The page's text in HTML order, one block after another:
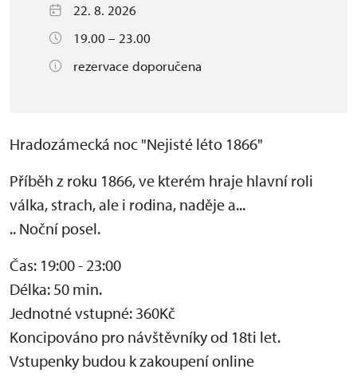
22. 8. 2026
19.00 – 23.00
rezervace doporučena
Hradozámecká noc "Nejisté léto 1866"
Příběh z roku 1866, ve kterém hraje hlavní roli
válka, strach, ale i rodina, naděje a...
.. Noční posel.
Čas: 19:00 - 23:00
Délka: 50 min.
Jednotné vstupné: 360Kč
Koncipováno pro návštěvníky od 18ti let.
Vstupenky budou k zakoupení online